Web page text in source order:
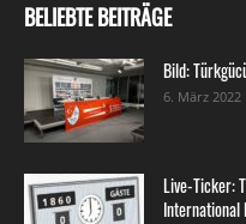
BELIEBTE BEITRÄGE
Bild:
6. März 2022
Live-Ticker:
International